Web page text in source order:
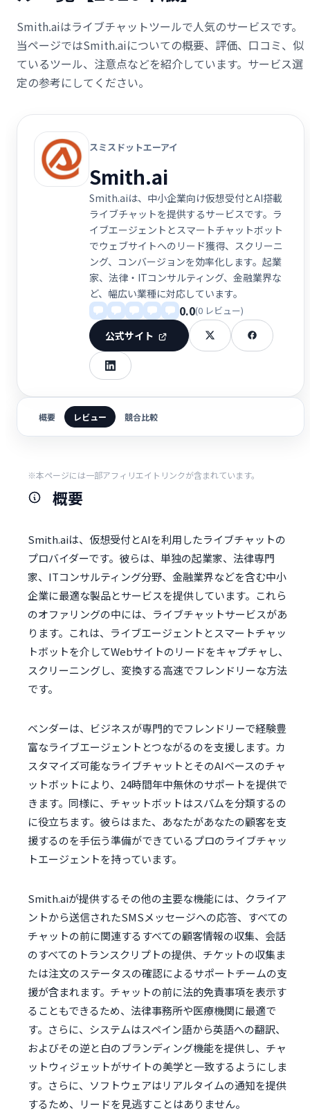
Smith.aiはライブチャットツールで人気のサービスです。
当ページではSmith.aiについての概要、評価、口コミ、似
ているツール、注意点などを紹介しています。サービス選
定の参考にしてください。
スミスドットエーアイ
Smith.ai
Smith.aiは、中小企業向け仮想受付とAI搭載
ライブチャットを提供するサービスです。ラ
イブエージェントとスマートチャットボット
でウェブサイトへのリード獲得、スクリーニ
ング、コンバージョンを効率化します。起業
家、法律・ITコンサルティング、金融業界な
ど、幅広い業種に対応しています。
0.0(0 レビュー)
公式サイト
概要 レビュー 競合比較
※本ページには一部アフィリエイトリンクが含まれています。
概要
Smith.aiは、仮想受付とAIを利用したライブチャットの
プロバイダーです。彼らは、単独の起業家、法律専門
家、ITコンサルティング分野、金融業界などを含む中小
企業に最適な製品とサービスを提供しています。これら
のオファリングの中には、ライブチャットサービスがあ
ります。これは、ライブエージェントとスマートチャッ
トボットを介してWebサイトのリードをキャプチャし、
スクリーニングし、変換する高速でフレンドリーな方法
です。
ベンダーは、ビジネスが専門的でフレンドリーで経験豊
富なライブエージェントとつながるのを支援します。カ
スタマイズ可能なライブチャットとそのAIベースのチャ
ットボットにより、24時間年中無休のサポートを提供で
きます。同様に、チャットボットはスパムを分類するの
に役立ちます。彼らはまた、あなたがあなたの顧客を支
援するのを手伝う準備ができているプロのライブチャッ
トエージェントを持っています。
Smith.aiが提供するその他の主要な機能には、クライア
ントから送信されたSMSメッセージへの応答、すべての
チャットの前に関連するすべての顧客情報の収集、会話
のすべてのトランスクリプトの提供、チケットの収集ま
たは注文のステータスの確認によるサポートチームの支
援が含まれます。チャットの前に法的免責事項を表示す
ることもできるため、法律事務所や医療機関に最適で
す。さらに、システムはスペイン語から英語への翻訳、
およびその逆と白のブランディング機能を提供し、チャ
ットウィジェットがサイトの美学と一致するようにしま
す。さらに、ソフトウェアはリアルタイムの通知を提供
するため、リードを見逃すことはありません。